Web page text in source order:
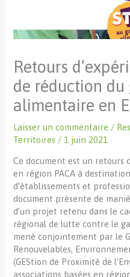
Retours
de réduction du
alimentaire en
Laisser un commentaire /
Territoires / 1 juin 2021
Ce document est un retours
en région PACA à
d’établissements et
document présente de
d’un projet retenu dans le
régional de lutte contre le
mené conjointement par le
Renouvelables,
(GEStion de Proximité de
associations basées en